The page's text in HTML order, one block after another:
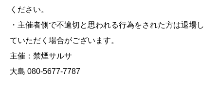
ください。
・主催者側で不適切と思われる行為をされた方は退場し
ていただく場合がございます。
主催：禁煙サルサ
大島 080-5677-7787